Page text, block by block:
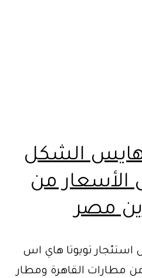
هايس الشكل
الأسعار من
مصر
استئجار تويوتا هاي اس
مطارات القاهرة ومطار